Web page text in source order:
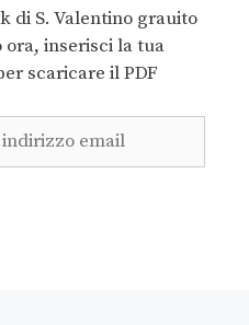
di S. Valentino grauito
inserisci la tua
scaricare il PDF